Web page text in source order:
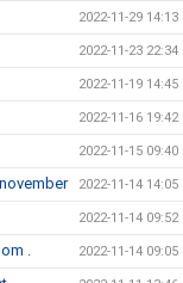
2022-11-29 14:13
2022-11-23 22:34
2022-11-19 14:45
2022-11-16 19:42
2022-11-15 09:40
2022-11-14 14:05
2022-11-14 09:52
. 2022-11-14 09:05